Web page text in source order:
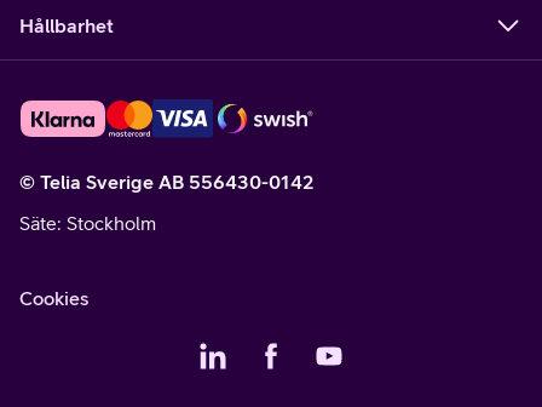
Hållbarhet
© Telia Sverige AB 556430-0142
Säte: Stockholm
Cookies